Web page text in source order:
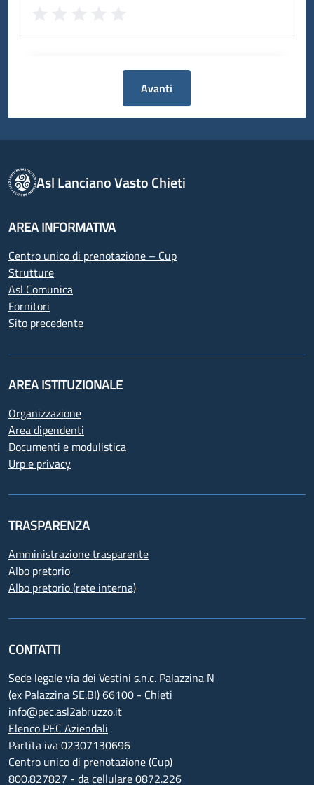
Avanti
Asl Lanciano Vasto Chieti
AREA INFORMATIVA
Centro unico di prenotazione – Cup
Strutture
Asl Comunica
Fornitori
Sito precedente
AREA ISTITUZIONALE
Organizzazione
Area dipendenti
Documenti e modulistica
Urp e privacy
TRASPARENZA
Amministrazione trasparente
Albo pretorio
Albo pretorio (rete interna)
CONTATTI
Sede legale via dei Vestini s.n.c. Palazzina N
(ex Palazzina SE.BI) 66100 - Chieti
info@pec.asl2abruzzo.it
Elenco PEC Aziendali
Partita iva 02307130696
Centro unico di prenotazione (Cup)
800.827827 - da cellulare 0872.226